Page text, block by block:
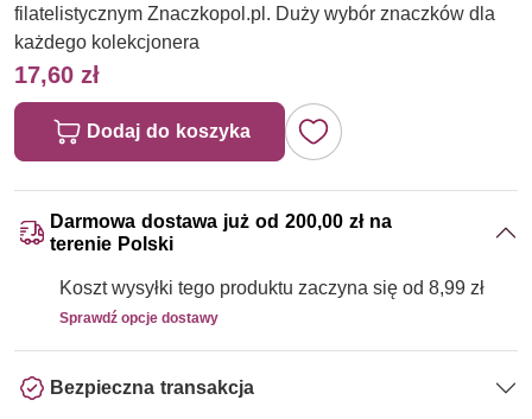
filatelistycznym Znaczkopol.pl. Duży wybór znaczków dla
każdego kolekcjonera
17,60 zł
Dodaj do koszyka
Darmowa dostawa już od 200,00 zł na
terenie Polski
Koszt wysyłki tego produktu zaczyna się od 8,99 zł
Sprawdź opcje dostawy
Bezpieczna transakcja